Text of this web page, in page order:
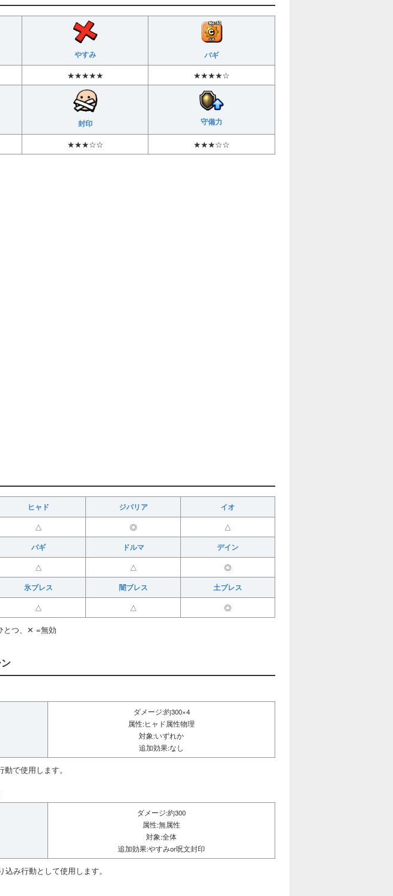
やすみ バギ
★★★★★ ★★★★☆
封印 守備力
★★★☆☆ ★★★☆☆
ヒャド ジバリア イオ
△ ◎ △
バギ ドルマ デイン
△ △ ◎
氷ブレス 闇ブレス 土ブレス
△ △ ◎
つ、✕ =無効
ダメージ:約300×4
属性:ヒャド属性物理
対象:いずれか
追加効果:なし
で使用します。
ダメージ:約300
属性:無属性
対象:全体
追加効果:やすみor呪文封印
み行動として使用します。